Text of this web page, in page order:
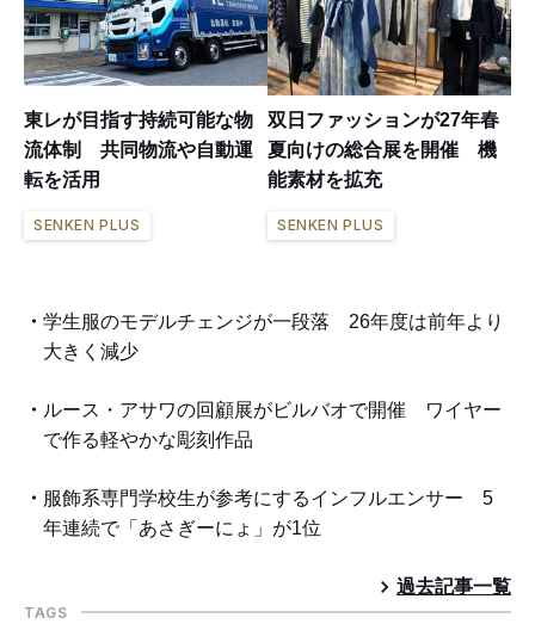
東レが目指す持続可能な物
流体制 共同物流や自動運
転を活用
SENKEN PLUS
双日ファッションが27年春
夏向けの総合展を開催 機
能素材を拡充
SENKEN PLUS
学生服のモデルチェンジが一段落 26年度は前年より
大きく減少
ルース・アサワの回顧展がビルバオで開催 ワイヤー
で作る軽やかな彫刻作品
服飾系専門学校生が参考にするインフルエンサー 5
年連続で「あさぎーにょ」が1位
過去記事一覧
TAGS